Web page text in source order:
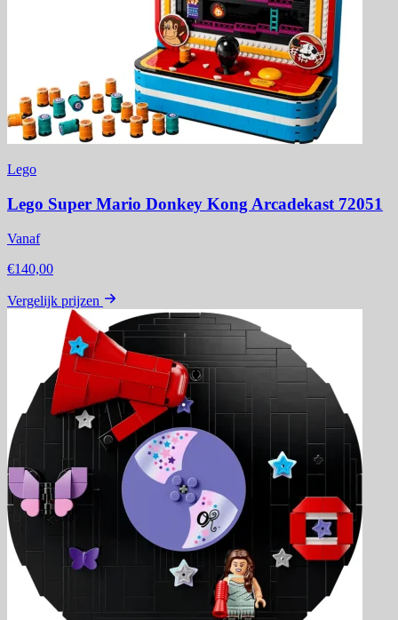
Lego
Lego Super Mario Donkey Kong Arcadekast 72051
Vanaf
€140,00
Vergelijk prijzen